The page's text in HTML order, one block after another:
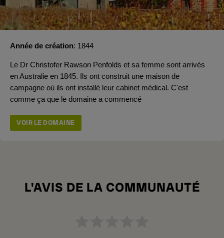
Année de création 1844
Le Dr Christofer Rawson Penfolds et sa femme sont arrivés
en Australie en 1845. Ils ont construit une maison de
campagne où ils ont installé leur cabinet médical. C'est
comme ça que le domaine a commencé
VOIR LE DOMAINE
L'AVIS DE LA COMMUNAUTÉ